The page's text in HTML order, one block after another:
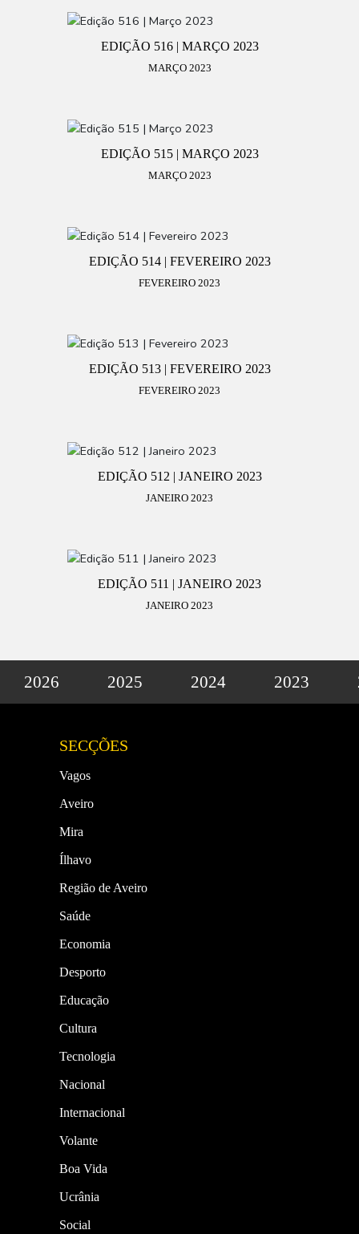
EDIÇÃO 516 | MARÇO 2023
MARÇO 2023
EDIÇÃO 515 | MARÇO 2023
MARÇO 2023
EDIÇÃO 514 | FEVEREIRO 2023
FEVEREIRO 2023
EDIÇÃO 513 | FEVEREIRO 2023
FEVEREIRO 2023
EDIÇÃO 512 | JANEIRO 2023
JANEIRO 2023
EDIÇÃO 511 | JANEIRO 2023
JANEIRO 2023
2026 2025 2024 2023
SECÇÕES
Vagos
Aveiro
Mira
Ílhavo
Região de Aveiro
Saúde
Economia
Desporto
Educação
Cultura
Tecnologia
Nacional
Internacional
Volante
Boa Vida
Ucrânia
Social